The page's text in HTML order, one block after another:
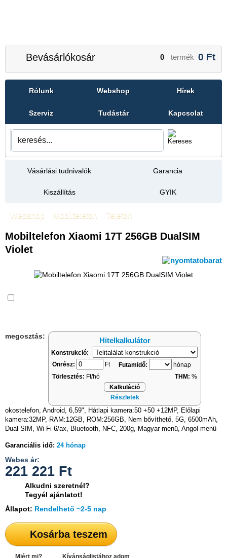
Bevásárlókosár 0 termék 0 Ft
Rólunk Webshop Hírek
Szerviz Tudástár Kapcsolat
Vásárlási tudnivalók Garancia
Kiszállítás GYIK
Webshop Mobiltelefon Telefon
Mobiltelefon Xiaomi 17T 256GB DualSIM
Violet
megosztás:
Hitelkalkulátor
Konstrukció:
Önrész:
Ft Futamidő:
hónap
Törlesztés: Ft/hó THM: %
Kalkuláció
Részletek
okostelefon, Android, 6,59", Hátlapi kamera:50 +50 +12MP, Előlapi
kamera:32MP, RAM:12GB, ROM:256GB, Nem bővíthető, 5G, 6500mAh,
Dual SIM, Wi-Fi 6/ax, Bluetooth, NFC, 200g, Magyar menü, Angol menü
Garanciális idő: 24 hónap
Webes ár:
221 221 Ft
Alkudni szeretnél?
Tegyél ajánlatot!
Állapot: Rendelhető ~2-5 nap
Kosárba teszem
Miért mi? Kívánságlistához adom